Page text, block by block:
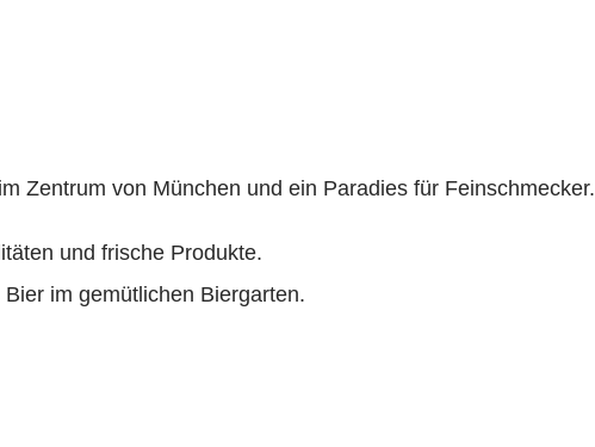
Zentrum von München und ein Paradies für Feinschmecker.
und frische Produkte.
im gemütlichen Biergarten.